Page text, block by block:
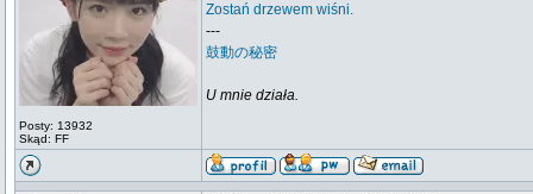
Posty: 13932
Skąd: FF
Zostań drzewem wiśni.
---
鼓動の秘密
U mnie działa.